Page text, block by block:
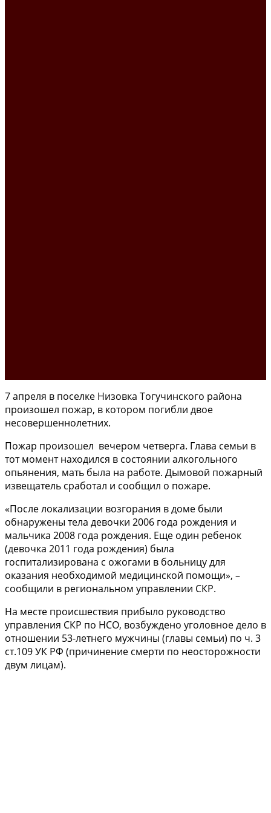
7 апреля в поселке Низовка Тогучинского района
произошел пожар, в котором погибли двое
несовершеннолетних.
Пожар произошел вечером четверга. Глава семьи в
тот момент находился в состоянии алкогольного
опьянения, мать была на работе. Дымовой пожарный
извещатель сработал и сообщил о пожаре.
«После локализации возгорания в доме были
обнаружены тела девочки 2006 года рождения и
мальчика 2008 года рождения. Еще один ребенок
(девочка 2011 года рождения) была
госпитализирована с ожогами в больницу для
оказания необходимой медицинской помощи», –
сообщили в региональном управлении СКР.
На месте происшествия прибыло руководство
управления СКР по НСО, возбуждено уголовное дело в
отношении 53-летнего мужчины (главы семьи) по ч. 3
ст.109 УК РФ (причинение смерти по неосторожности
двум лицам).